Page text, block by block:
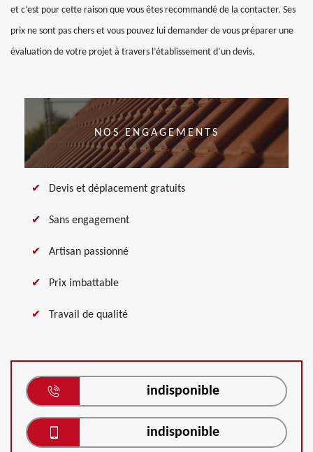
et c’est pour cette raison que vous êtes recommandé de la contacter. Ses
prix ne sont pas chers et vous pouvez lui demander de vous préparer une
évaluation de votre projet à travers l’établissement d’un devis.
NOS ENGAGEMENTS
Devis et déplacement gratuits
Sans engagement
Artisan passionné
Prix imbattable
Travail de qualité
indisponible
indisponible